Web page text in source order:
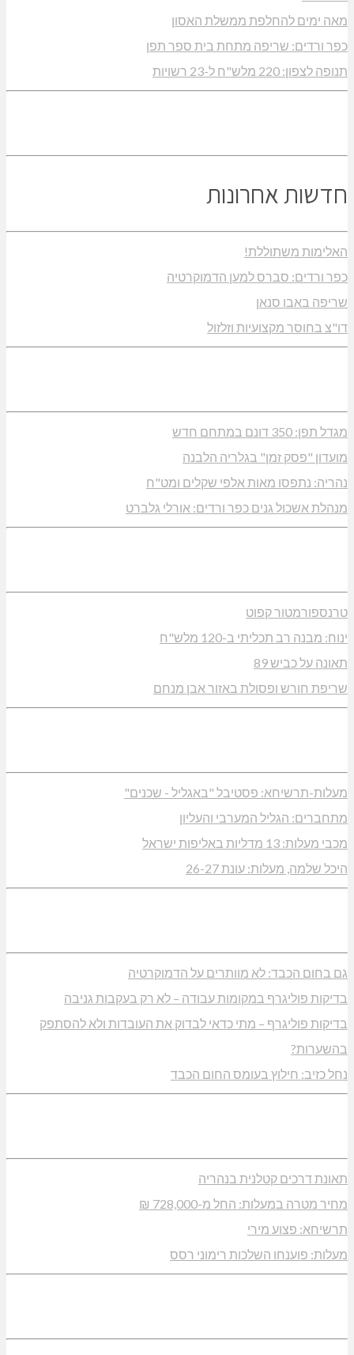
מאה ימים להחלפת ממשלת האסון
כפר ורדים: שריפה מתחת בית ספר תפן
תנופה לצפון: 220 מלש"ח ל-23 רשויות
חדשות אחרונות
האלימות משתוללת!
כפר ורדים: סברס למען הדמוקרטיה
שריפה באבו סנאן
דו"צ בחוסר מקצועיות וזלזול
מגדל תפן: 350 דונם במתחם חדש
מועדון "פסק זמן" בגלריה הלבנה
נהריה: נתפסו מאות אלפי שקלים ומט"ח
מנהלת אשכול גנים כפר ורדים: אורלי גלברט
טרנספורמטור קפוט
ינוח: מבנה רב תכליתי ב-120 מלש"ח
תאונה על כביש 89
שריפת חורש ופסולת באזור אבן מנחם
מעלות-תרשיחא: פסטיבל "באגליל - שכנים"
מתחברים: הגליל המערבי והעליון
מכבי מעלות: 13 מדליות באליפות ישראל
היכל שלמה, מעלות: עונת 26-27
גם בחום הכבד: לא מוותרים על הדמוקרטיה
בדיקות פוליגרף במקומות עבודה – לא רק בעקבות גניבה
בדיקות פוליגרף – מתי כדאי לבדוק את העובדות ולא להסתפק
בהשערות?
נחל כזיב: חילוץ בעומס החום הכבד
תאונת דרכים קטלנית בנהריה
מחיר מטרה במעלות: החל מ-728,000 ₪
תרשיחא: פצוע מירי
מעלות: פוענחו השלכות רימוני רסס